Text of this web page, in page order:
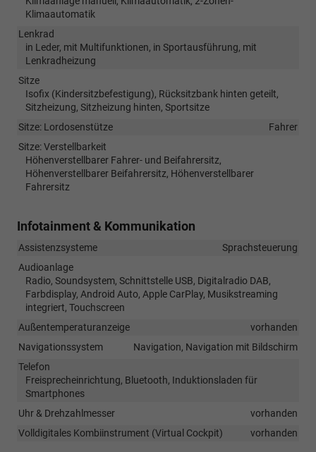
Klimaautomatik
Lenkrad
in Leder, mit Multifunktionen, in Sportausführung, mit
Lenkradheizung
Sitze
Isofix (Kindersitzbefestigung), Rücksitzbank hinten geteilt,
Sitzheizung, Sitzheizung hinten, Sportsitze
Sitze: Lordosenstütze
Fahrer
Sitze: Verstellbarkeit
Höhenverstellbarer Fahrer- und Beifahrersitz,
Höhenverstellbarer Beifahrersitz, Höhenverstellbarer
Fahrersitz
Infotainment & Kommunikation
Assistenzsysteme
Sprachsteuerung
Audioanlage
Radio, Soundsystem, Schnittstelle USB, Digitalradio DAB,
Farbdisplay, Android Auto, Apple CarPlay, Musikstreaming
integriert, Touchscreen
Außentemperaturanzeige
vorhanden
Navigationssystem
Navigation, Navigation mit Bildschirm
Telefon
Freisprecheinrichtung, Bluetooth, Induktionsladen für
Smartphones
Uhr & Drehzahlmesser
vorhanden
Volldigitales Kombiinstrument (Virtual Cockpit)
vorhanden